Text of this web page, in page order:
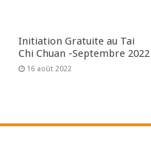
Initiation Gratuite au Tai
Chi Chuan -Septembre 2022
16 août 2022